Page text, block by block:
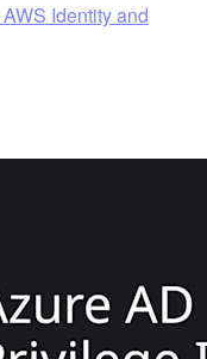
Identity and